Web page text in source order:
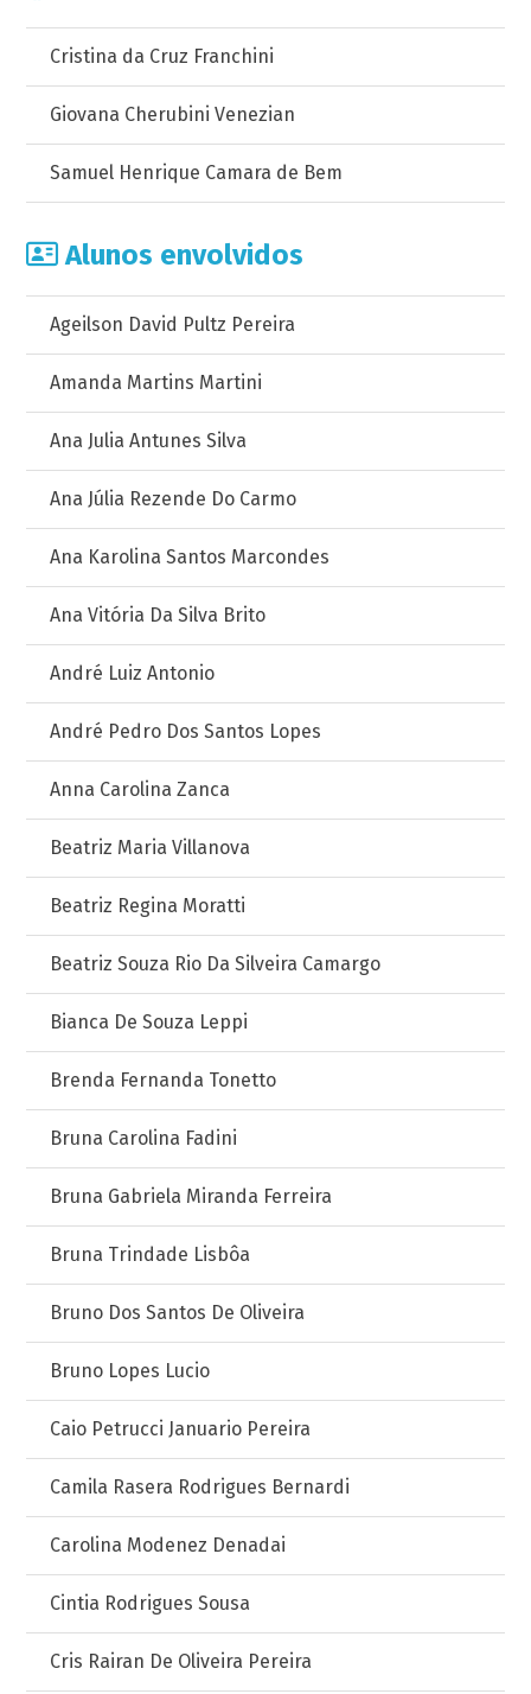
Cristina da Cruz Franchini
Giovana Cherubini Venezian
Samuel Henrique Camara de Bem
Alunos envolvidos
Ageilson David Pultz Pereira
Amanda Martins Martini
Ana Julia Antunes Silva
Ana Júlia Rezende Do Carmo
Ana Karolina Santos Marcondes
Ana Vitória Da Silva Brito
André Luiz Antonio
André Pedro Dos Santos Lopes
Anna Carolina Zanca
Beatriz Maria Villanova
Beatriz Regina Moratti
Beatriz Souza Rio Da Silveira Camargo
Bianca De Souza Leppi
Brenda Fernanda Tonetto
Bruna Carolina Fadini
Bruna Gabriela Miranda Ferreira
Bruna Trindade Lisbôa
Bruno Dos Santos De Oliveira
Bruno Lopes Lucio
Caio Petrucci Januario Pereira
Camila Rasera Rodrigues Bernardi
Carolina Modenez Denadai
Cintia Rodrigues Sousa
Cris Rairan De Oliveira Pereira